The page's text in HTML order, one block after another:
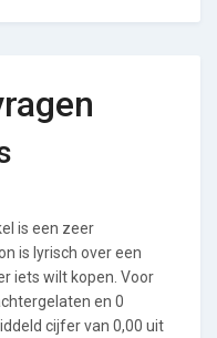
is een zeer
is lyrisch over een
iets wilt kopen. Voor
en 0
cijfer van 0,00 uit